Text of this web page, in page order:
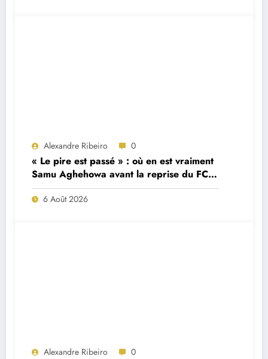
Alexandre Ribeiro 0
« Le pire est passé » : où en est vraiment
Samu Aghehowa avant la reprise du FC
Porto ?
6 Août 2026
Alexandre Ribeiro 0